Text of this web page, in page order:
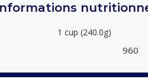
1 cup (240.0g)
960